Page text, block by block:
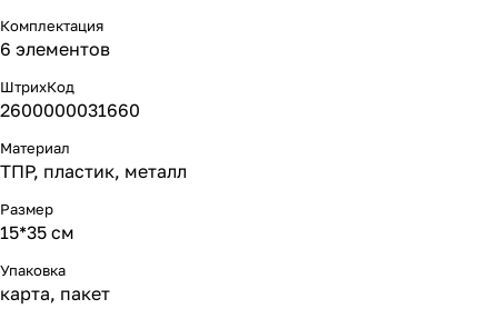
Комплектация
6 элементов
ШтрихКод
2600000031660
Материал
ТПР, пластик, металл
Размер
15*35 см
Упаковка
карта, пакет